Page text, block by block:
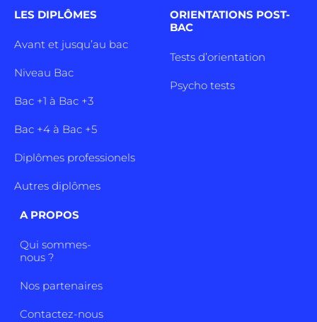
LES DIPLÔMES
Avant et jusqu’au bac
Niveau Bac
Bac +1 à Bac +3
Bac +4 à Bac +5
Diplômes professionels
Autres diplômes
ORIENTATIONS POST-
BAC
Tests d’orientation
Psycho tests
A PROPOS
Qui sommes-
nous ?
Nos partenaires
Contactez-nous